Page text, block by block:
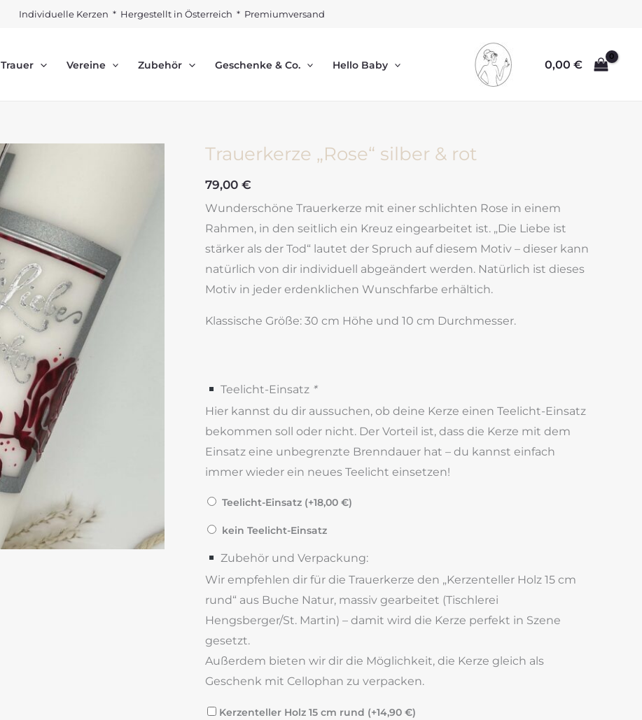
Individuelle Kerzen * Hergestellt in Österreich * Premiumversand
Trauer Vereine Zubehör Geschenke & Co. Hello Baby 0,00 €
Trauerkerze „Rose“ silber & rot
79,00 €
Wunderschöne Trauerkerze mit einer schlichten Rose in einem
Rahmen, in den seitlich ein Kreuz eingearbeitet ist. „Die Liebe ist
stärker als der Tod“ lautet der Spruch auf diesem Motiv – dieser kann
natürlich von dir individuell abgeändert werden. Natürlich ist dieses
Motiv in jeder erdenklichen Wunschfarbe erhältich.
Klassische Größe: 30 cm Höhe und 10 cm Durchmesser.
Teelicht-Einsatz *
Hier kannst du dir aussuchen, ob deine Kerze einen Teelicht-Einsatz
bekommen soll oder nicht. Der Vorteil ist, dass die Kerze mit dem
Einsatz eine unbegrenzte Brenndauer hat – du kannst einfach
immer wieder ein neues Teelicht einsetzen!
Teelicht-Einsatz (+18,00 €)
kein Teelicht-Einsatz
Zubehör und Verpackung:
Wir empfehlen dir für die Trauerkerze den „Kerzenteller Holz 15 cm
rund“ aus Buche Natur, massiv gearbeitet (Tischlerei
Hengsberger/St. Martin) – damit wird die Kerze perfekt in Szene
gesetzt.
Außerdem bieten wir dir die Möglichkeit, die Kerze gleich als
Geschenk mit Cellophan zu verpacken.
Kerzenteller Holz 15 cm rund (+14,90 €)